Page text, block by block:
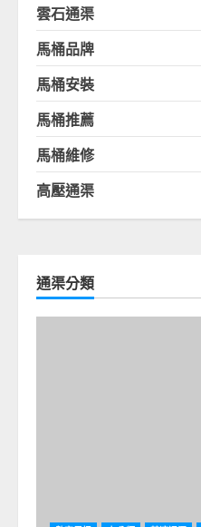
雲石通渠
馬桶品牌
馬桶安裝
馬桶推薦
馬桶維修
高壓通渠
通渠分類